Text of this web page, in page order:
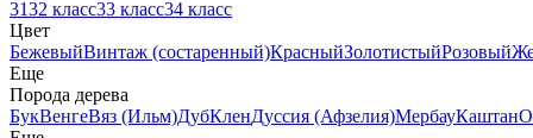
3132 класс33 класс34 класс
Цвет
БежевыйВинтаж (состаренный)КрасныйЗолотистыйРозовый
Еще
Порода дерева
БукВенгеВяз (Ильм)ДубКленДуссия (Афзелия)МербауКаштан